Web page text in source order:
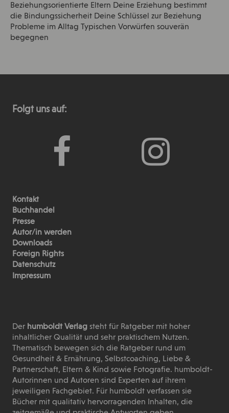
Beziehungsorientierte Eltern Deine Erziehung bestimmt
die Bindungssicherheit Deine Schlüssel zur Beziehung
Probleme im Alltag Typischen Vorwürfen souverän
begegnen
Folgt uns auf:
Kontakt
Buchhandel
Presse
Autor/in werden
Downloads
Foreign Rights
Datenschutz
Impressum
Derhumboldt Verlag steht für Ratgeber mit hoher
inhaltlicher Qualität und sehr praktischem Nutzen.
Thematisch bewegen sich die Ratgeber rund um
Gesundheit & Ernährung, Selbstcoaching, Liebe &
Partnerschaft, Eltern & Kind sowie Fotografie. humboldt-
Autorinnen und Autoren sind Experten auf ihrem
jeweiligen Fachgebiet. Für humboldt verfassen sie
Bücher mit qualitativ hervorragenden Inhalten, die